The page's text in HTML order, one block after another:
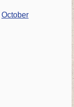
October